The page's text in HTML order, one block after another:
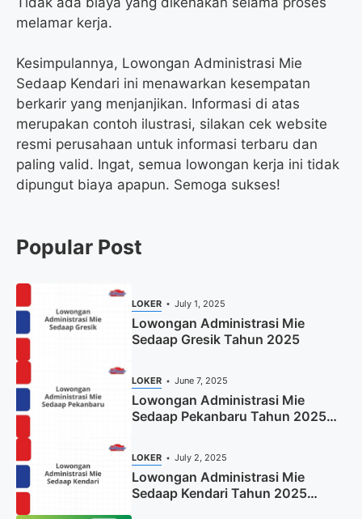
melamar kerja.
Kesimpulannya, Lowongan Administrasi Mie
Sedaap Kendari ini menawarkan kesempatan
berkarir yang menjanjikan. Informasi di atas
merupakan contoh ilustrasi, silakan cek website
resmi perusahaan untuk informasi terbaru dan
paling valid. Ingat, semua lowongan kerja ini tidak
dipungut biaya apapun. Semoga sukses!
Popular Post
LOKER July 1, 2025
Lowongan Administrasi Mie
Sedaap Gresik Tahun 2025
LOKER June 7, 2025
Lowongan Administrasi Mie
Sedaap Pekanbaru Tahun 2025
LOKER July 2, 2025
Lowongan Administrasi Mie
Sedaap Kendari Tahun 2025